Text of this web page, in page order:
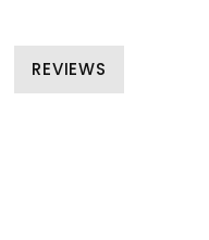
REVIEWS